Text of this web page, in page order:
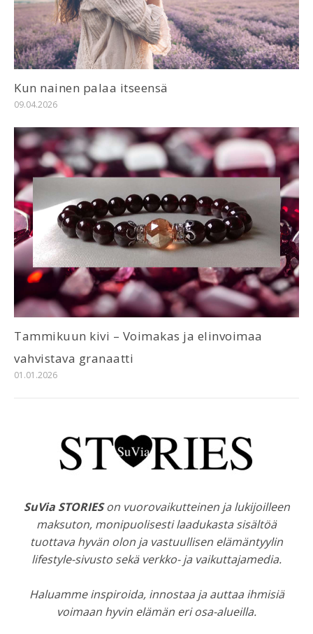
Kun nainen palaa itseensä
09.04.2026
Tammikuun kivi – Voimakas ja elinvoimaa
vahvistava granaatti
01.01.2026
SuVia STORIESon vuorovaikutteinen ja lukijoilleen
maksuton, monipuolisesti laadukasta sisältöä
tuottava hyvän olon ja vastuullisen elämäntyylin
lifestyle-sivusto sekä verkko- ja vaikuttajamedia.
Haluamme inspiroida, innostaa ja auttaa ihmisiä
voimaan hyvin elämän eri osa-alueilla.